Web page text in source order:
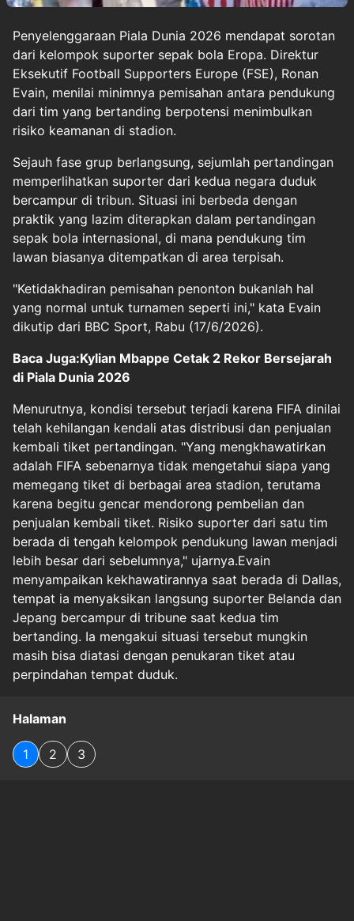
Penyelenggaraan Piala Dunia 2026 mendapat sorotan
dari kelompok suporter sepak bola Eropa. Direktur
Eksekutif Football Supporters Europe (FSE), Ronan
Evain, menilai minimnya pemisahan antara pendukung
dari tim yang bertanding berpotensi menimbulkan
risiko keamanan di stadion.
Sejauh fase grup berlangsung, sejumlah pertandingan
memperlihatkan suporter dari kedua negara duduk
bercampur di tribun. Situasi ini berbeda dengan
praktik yang lazim diterapkan dalam pertandingan
sepak bola internasional, di mana pendukung tim
lawan biasanya ditempatkan di area terpisah.
"Ketidakhadiran pemisahan penonton bukanlah hal
yang normal untuk turnamen seperti ini," kata Evain
dikutip dari BBC Sport, Rabu (17/6/2026).
Baca Juga:Kylian Mbappe Cetak 2 Rekor Bersejarah
di Piala Dunia 2026
Menurutnya, kondisi tersebut terjadi karena FIFA dinilai
telah kehilangan kendali atas distribusi dan penjualan
kembali tiket pertandingan. "Yang mengkhawatirkan
adalah FIFA sebenarnya tidak mengetahui siapa yang
memegang tiket di berbagai area stadion, terutama
karena begitu gencar mendorong pembelian dan
penjualan kembali tiket. Risiko suporter dari satu tim
berada di tengah kelompok pendukung lawan menjadi
lebih besar dari sebelumnya," ujarnya.Evain
menyampaikan kekhawatirannya saat berada di Dallas,
tempat ia menyaksikan langsung suporter Belanda dan
Jepang bercampur di tribune saat kedua tim
bertanding. Ia mengakui situasi tersebut mungkin
masih bisa diatasi dengan penukaran tiket atau
perpindahan tempat duduk.
Halaman
1 2 3